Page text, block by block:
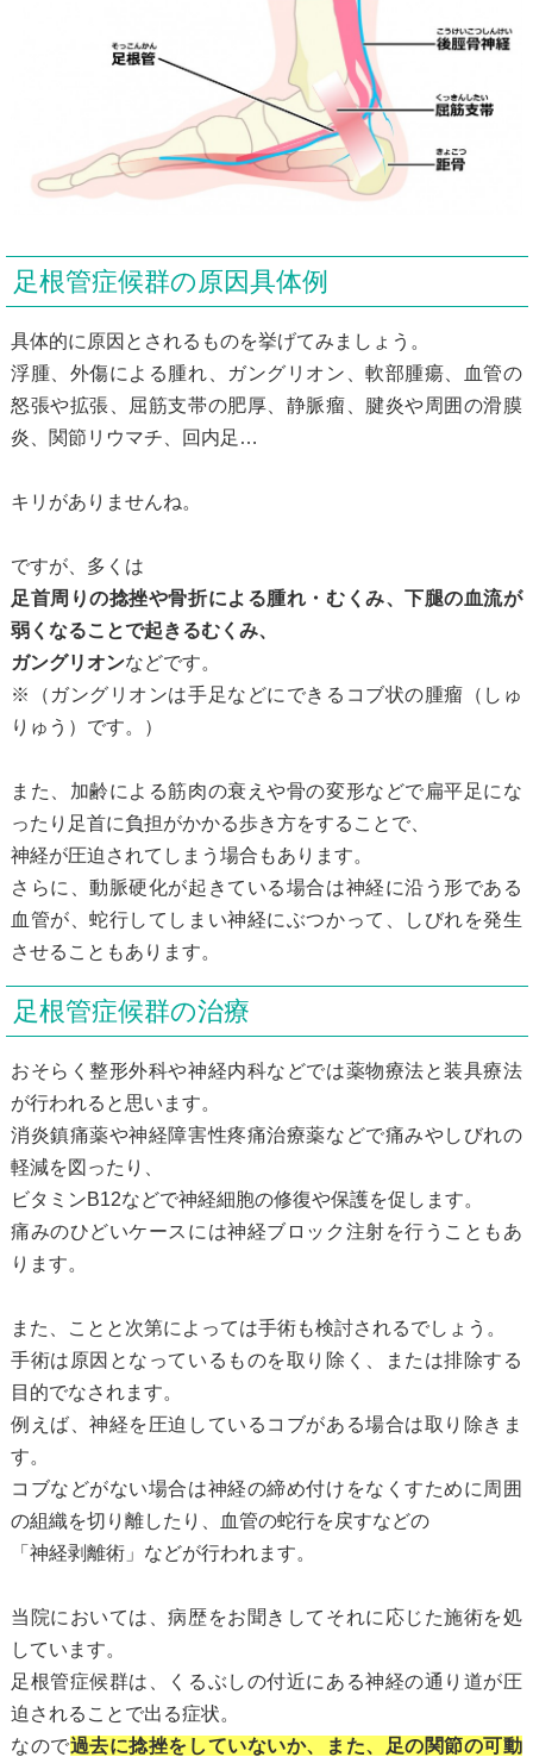
足根管症候群の原因具体例
具体的に原因とされるものを挙げてみましょう。
浮腫、外傷による腫れ、ガングリオン、軟部腫瘍、血管の
怒張や拡張、屈筋支帯の肥厚、静脈瘤、腱炎や周囲の滑膜
炎、関節リウマチ、回内足…
キリがありませんね。
ですが、多くは
足首周りの捻挫や骨折による腫れ・むくみ、下腿の血流が
弱くなることで起きるむくみ、
ガングリオンなどです。
※（ガングリオンは手足などにできるコブ状の腫瘤（しゅ
りゅう）です。）
また、加齢による筋肉の衰えや骨の変形などで扁平足にな
ったり足首に負担がかかる歩き方をすることで、
神経が圧迫されてしまう場合もあります。
さらに、動脈硬化が起きている場合は神経に沿う形である
血管が、蛇行してしまい神経にぶつかって、しびれを発生
させることもあります。
足根管症候群の治療
おそらく整形外科や神経内科などでは薬物療法と装具療法
が行われると思います。
消炎鎮痛薬や神経障害性疼痛治療薬などで痛みやしびれの
軽減を図ったり、
ビタミンB12などで神経細胞の修復や保護を促します。
痛みのひどいケースには神経ブロック注射を行うこともあ
ります。
また、ことと次第によっては手術も検討されるでしょう。
手術は原因となっているものを取り除く、または排除する
目的でなされます。
例えば、神経を圧迫しているコブがある場合は取り除きま
す。
コブなどがない場合は神経の締め付けをなくすために周囲
の組織を切り離したり、血管の蛇行を戻すなどの
「神経剥離術」などが行われます。
当院においては、病歴をお聞きしてそれに応じた施術を処
しています。
足根管症候群は、くるぶしの付近にある神経の通り道が圧
迫されることで出る症状。
なので過去に捻挫をしていないか、また、足の関節の可動